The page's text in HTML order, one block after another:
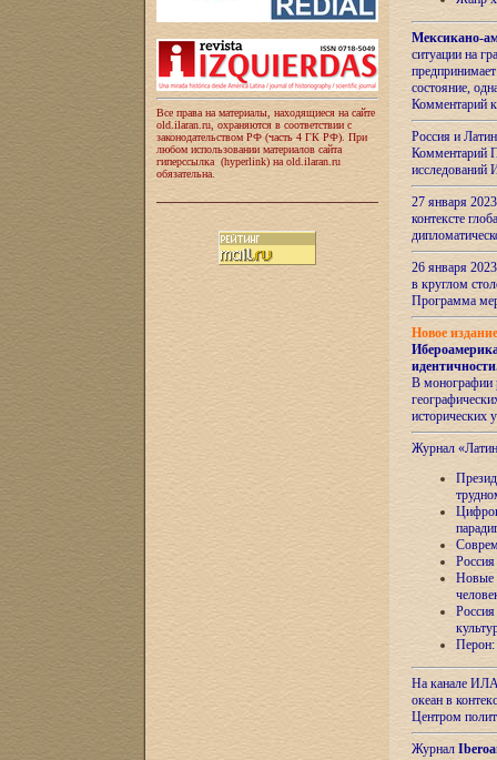
Все права на материалы, находящиеся на сайте
old.ilaran.ru, охраняются в соответствии с
законодательством РФ (часть 4 ГК РФ). При
любом использовании материалов сайта
гиперссылка (hyperlink) на old.ilaran.ru
обязательна.
Мексикано-
ситуации на
состояние,
Комментарий
Россия и
Комментарий
27 января
контексте
26 января
в круглом
Программа
Новое
идентичности
В монографии
исторических
Журнал
Новые
Перон:
На канале
океан в
Центром
Журнал